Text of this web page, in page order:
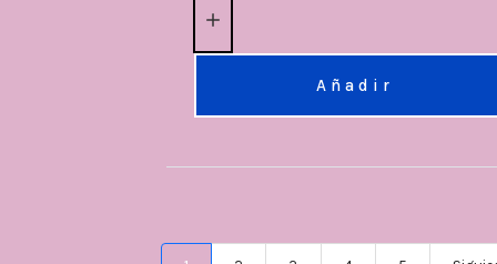
Añadir